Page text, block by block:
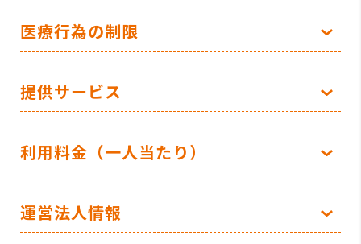
医療行為の制限
提供サービス
利用料金（一人当たり）
運営法人情報